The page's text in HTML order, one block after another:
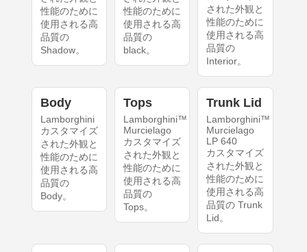
性能のために
使用される高
品質の
Shadow。
性能のために
使用される高
品質の
black。
された外観と
性能のために
使用される高
品質の
Interior。
Body
Lamborghini
カスタマイズ
された外観と
性能のために
使用される高
品質の
Body。
Tops
Lamborghini™
Murcielago
カスタマイズ
された外観と
性能のために
使用される高
品質の
Tops。
Trunk Lid
Lamborghini™
Murcielago
LP 640
カスタマイズ
された外観と
性能のために
使用される高
品質の Trunk
Lid。